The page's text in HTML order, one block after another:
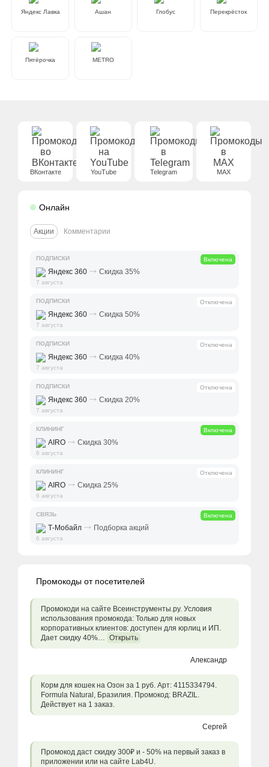
Яндекс Лавка Ашан Глобус Перекрёсток
Пятёрочка METRO
ВКонтакте YouTube Telegram MAX
Онлайн
Акции Комментарии
ПОДПИСКИ Включена
Яндекс 360 ⤑ Скидка 35%
7 августа
ПОДПИСКИ Отключена
Яндекс 360 ⤑ Скидка 50%
7 августа
ПОДПИСКИ Отключена
Яндекс 360 ⤑ Скидка 40%
7 августа
ПОДПИСКИ Отключена
Яндекс 360 ⤑ Скидка 20%
7 августа
КЛИНИНГ Включена
AIRO ⤑ Скидка 30%
6 августа
КЛИНИНГ Отключена
AIRO ⤑ Скидка 25%
6 августа
СВЯЗЬ Включена
Т-Мобайл ⤑ Подборка акций
6 августа
Промокоды от посетителей
Промокоди на сайте Всеинструменты.ру. Условия
использования промокода: Только для новых
корпоративных клиентов: доступен для юрлиц и ИП.
Дает скидку 40%… Открыть
Александр
Корм для кошек на Озон за 1 руб. Арт: 4115334794.
Formula Natural, Бразилия. Промокод: BRAZIL.
Действует на 1 заказ.
Сергей
Промокод даст скидку 300₽ и - 50% на первый заказ в
приложении или на сайте Lab4U.